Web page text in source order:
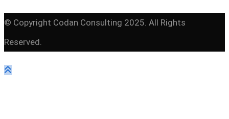
© Copyright Codan Consulting 2025. All Rights
Reserved.